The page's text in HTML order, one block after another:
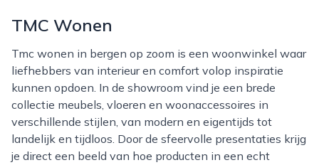
TMC Wonen
Tmc wonen in bergen op zoom is een woonwinkel waar
liefhebbers van interieur en comfort volop inspiratie
kunnen opdoen. In de showroom vind je een brede
collectie meubels, vloeren en woonaccessoires in
verschillende stijlen, van modern en eigentijds tot
landelijk en tijdloos. Door de sfeervolle presentaties krijg
je direct een beeld van hoe producten in een echt